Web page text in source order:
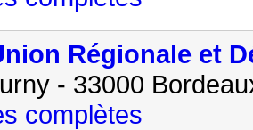
Régionale et
- 33000
complètes